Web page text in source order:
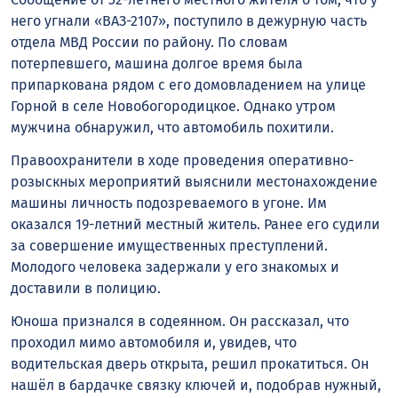
него угнали «ВАЗ-2107», поступило в дежурную часть
отдела МВД России по району. По словам
потерпевшего, машина долгое время была
припаркована рядом с его домовладением на улице
Горной в селе Новобогородицкое. Однако утром
мужчина обнаружил, что автомобиль похитили.
Правоохранители в ходе проведения оперативно-
розыскных мероприятий выяснили местонахождение
машины личность подозреваемого в угоне. Им
оказался 19-летний местный житель. Ранее его судили
за совершение имущественных преступлений.
Молодого человека задержали у его знакомых и
доставили в полицию.
Юноша признался в содеянном. Он рассказал, что
проходил мимо автомобиля и, увидев, что
водительская дверь открыта, решил прокатиться. Он
нашёл в бардачке связку ключей и, подобрав нужный,